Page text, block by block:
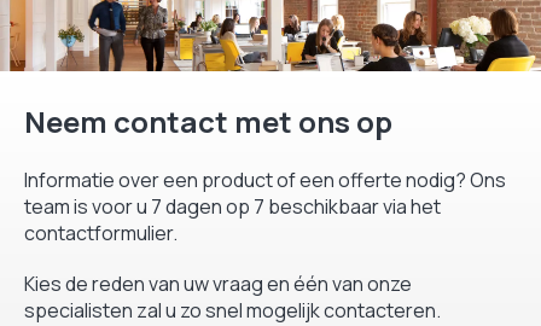
Neem contact met ons op
Informatie over een product of een offerte nodig? Ons
team is voor u 7 dagen op 7 beschikbaar via het
contactformulier.
Kies de reden van uw vraag en één van onze
specialisten zal u zo snel mogelijk contacteren.